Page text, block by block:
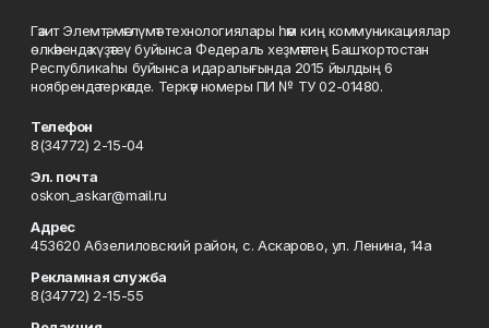
Гәзит Элемтә, мәғлүмәт технологиялары һәм киң коммуникациялар
өлкәһендә күҙәтеү буйынса Федераль хеҙмәттең Башҡортостан
Республикаһы буйынса идаралығында 2015 йылдың 6
ноябрендә теркәлде. Теркәү номеры ПИ № ТУ 02-01480.
Телефон
8(34772) 2-15-04
Эл. почта
oskon_askar@mail.ru
Адрес
453620 Абзелиловский район, с. Аскарово, ул. Ленина, 14а
Рекламная служба
8(34772) 2-15-55